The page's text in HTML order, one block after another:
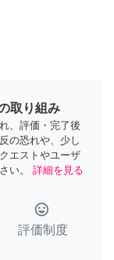
取り組み
、評価・完了後
の恐れや、少し
エストやユーザ
い。
詳細を見る
tag_faces
評価制度